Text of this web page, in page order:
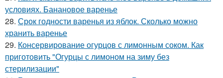
условиях. Банановое варенье
28. Срок годности варенья из яблок. Сколько можно
хранить варенье
29. Консервирование огурцов с лимонным соком. Как
приготовить "Огурцы с лимоном на зиму без
стерилизации"